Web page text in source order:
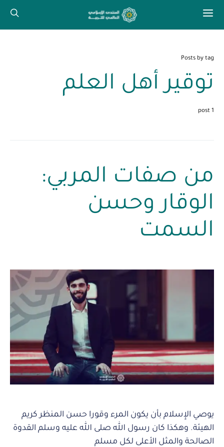
Posts by tag
توقير أهل العلم
1 post
من صفات المربي:
الوقار وحسن
السمت
يوصي الإِسلام بأن يكون المرء وقورا حسن المنظر كريم
الهيئة. وهكذا كان رسول الله صلى الله عليه وسلم القدوة
الصالحة والمثل الأعلى لكل مسلم